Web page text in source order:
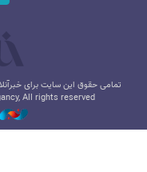
تمامی حقوق این سایت برای
All rights reserved